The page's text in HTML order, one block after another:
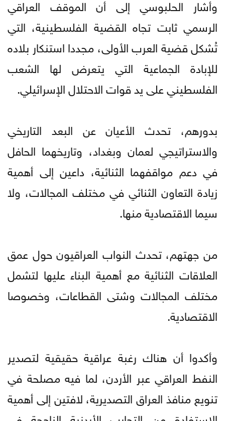
وأشار الحلبوسي إلى أن الموقف العراقي
الرسمي ثابت تجاه القضية الفلسطينية، التي
تُشكل قضية العرب الأولى، مجددا استنكار بلاده
للإبادة الجماعية التي يتعرض لها الشعب
الفلسطيني على يد قوات الاحتلال الإسرائيلي.
بدورهم، تحدث الأعيان عن البعد التاريخي
والاستراتيجي لعمان وبغداد، وتاريخهما الحافل
في دعم مواقفهما الثنائية، داعين إلى أهمية
زيادة التعاون الثنائي في مختلف المجالات، ولا
سيما الاقتصادية منها.
من جهتهم، تحدث النواب العراقيون حول عمق
العلاقات الثنائية مع أهمية البناء عليها لتشمل
مختلف المجالات وشتى القطاعات، وخصوصا
الاقتصادية.
وأكدوا أن هناك رغبة عراقية حقيقية لتصدير
النفط العراقي عبر الأردن، لما فيه مصلحة في
تنويع منافذ العراق التصديرية، لافتين إلى أهمية